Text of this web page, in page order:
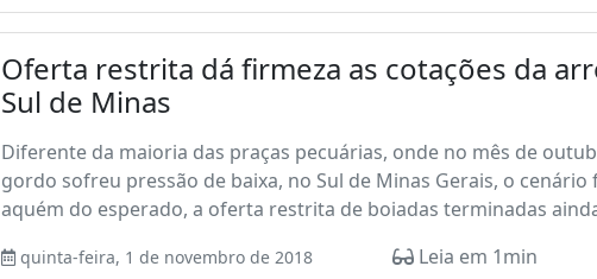
Oferta restrita dá firmeza as cotações da
Sul de Minas
Diferente da maioria das praças pecuárias, onde no mês de
gordo sofreu pressão de baixa, no Sul de Minas Gerais, o
aquém do esperado, a oferta restrita de boiadas terminadas
quinta-feira, 1 de novembro de 2018 Leia em 1min